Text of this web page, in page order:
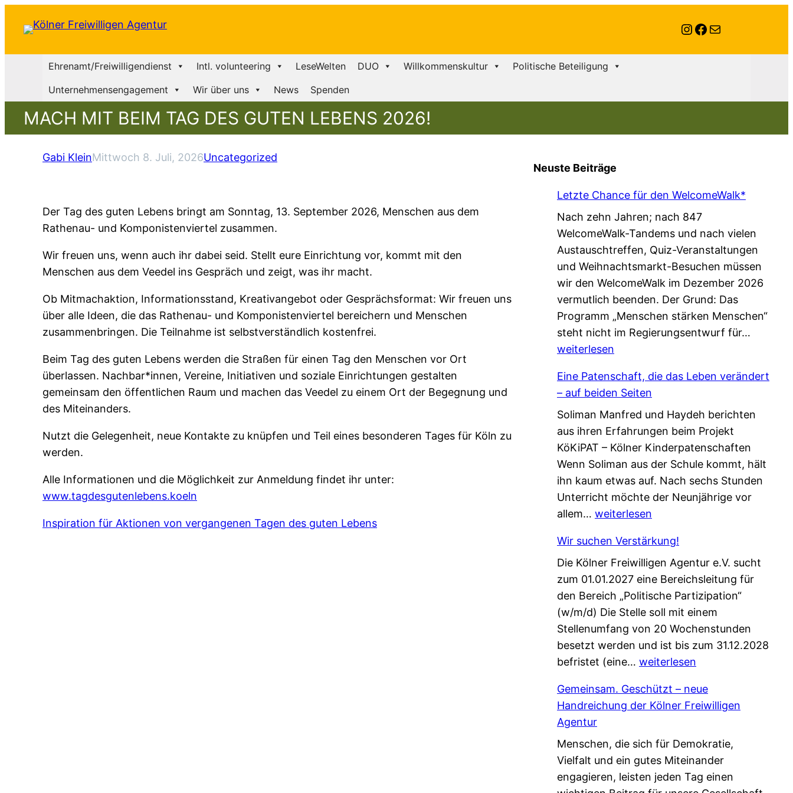
Instagram
Facebook
E-Mail
Ehrenamt/Freiwilligendienst Intl. volunteering LeseWelten DUO Willkommenskultur
Politische Beteiligung
Unternehmensengagement
Wir über uns News Spenden
MACH MIT BEIM TAG DES GUTEN LEBENS 2026!
Gabi KleinMittwoch 8. Juli, 2026Uncategorized
Der Tag des guten Lebens bringt am Sonntag, 13. September 2026, Menschen aus dem
Rathenau- und Komponistenviertel zusammen.
Wir freuen uns, wenn auch ihr dabei seid. Stellt eure Einrichtung vor, kommt mit den
Menschen aus dem Veedel ins Gespräch und zeigt, was ihr macht.
Ob Mitmachaktion, Informationsstand, Kreativangebot oder Gesprächsformat: Wir freuen uns
über alle Ideen, die das Rathenau- und Komponistenviertel bereichern und Menschen
zusammenbringen. Die Teilnahme ist selbstverständlich kostenfrei.
Beim Tag des guten Lebens werden die Straßen für einen Tag den Menschen vor Ort
überlassen. Nachbar*innen, Vereine, Initiativen und soziale Einrichtungen gestalten
gemeinsam den öffentlichen Raum und machen das Veedel zu einem Ort der Begegnung und
des Miteinanders.
Nutzt die Gelegenheit, neue Kontakte zu knüpfen und Teil eines besonderen Tages für Köln zu
werden.
Alle Informationen und die Möglichkeit zur Anmeldung findet ihr unter:
www.tagdesgutenlebens.koeln
Inspiration für Aktionen von vergangenen Tagen des guten Lebens
Neuste Beiträge
Letzte Chance für den WelcomeWalk*
Nach zehn Jahren; nach 847
WelcomeWalk-Tandems und nach vielen
Austauschtreffen, Quiz-Veranstaltungen
und Weihnachtsmarkt-Besuchen müssen
wir den WelcomeWalk im Dezember 2026
vermutlich beenden. Der Grund: Das
Programm „Menschen stärken Menschen“
steht nicht im Regierungsentwurf für…
z
e
a
n
r
d
e
weiterlesen
Eine Patenschaft, die das Leben verändert
– auf beiden Seiten
Soliman Manfred und Haydeh berichten
aus ihren Erfahrungen beim Projekt
KöKiPAT – Kölner Kinderpatenschaften
Wenn Soliman aus der Schule kommt, hält
ihn kaum etwas auf. Nach sechs Stunden
Unterricht möchte der Neunjährige vor
allem… E
n
e
P
a
t
e
n
s
h
a
f
t
,
d
weiterlesen
Wir suchen Verstärkung!
Die Kölner Freiwilligen Agentur e.V. sucht
zum 01.01.2027 eine Bereichsleitung für
den Bereich „Politische Partizipation“
(w/m/d) Die Stelle soll mit einem
Stellenumfang von 20 Wochenstunden
besetzt werden und ist bis zum 31.12.2028
befristet (eine… W
r
s
c
h
e
weiterlesen
Gemeinsam. Geschützt – neue
Handreichung der Kölner Freiwilligen
Agentur
Menschen, die sich für Demokratie,
Vielfalt und ein gutes Miteinander
engagieren, leisten jeden Tag einen